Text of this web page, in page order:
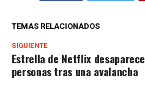
TEMAS RELACIONADOS
SIGUIENTE
Estrella de Netflix
personas tras una avalancha